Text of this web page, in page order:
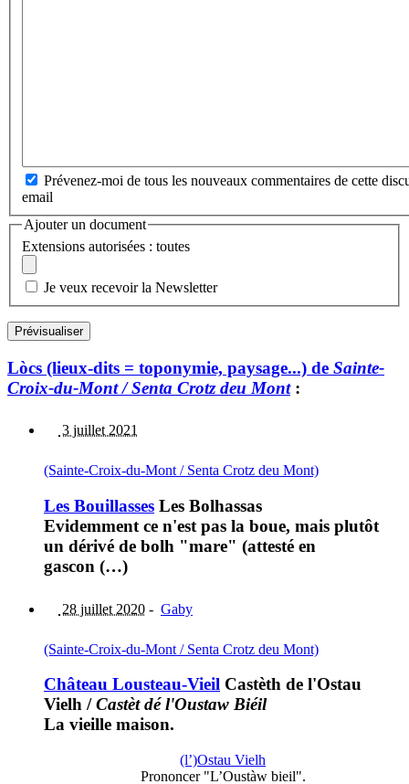
Prévenez-moi de tous les nouveaux commentaires de cette
email
Ajouter un document
Extensions autorisées : toutes
Je veux recevoir la Newsletter
Lòcs (lieux-dits = toponymie, paysage...) de Sainte-
Croix-du-Mont / Senta Crotz deu Mont:
3 juillet 2021
(Sainte-Croix-du-Mont / Senta Crotz deu Mont)
Les Bouillasses Les Bolhassas
Evidemment ce n'est pas la boue, mais plutôt
un dérivé de bolh "mare" (attesté en
gascon (…)
28 juillet 2020 - Gaby
(Sainte-Croix-du-Mont / Senta Crotz deu Mont)
Château Lousteau-Vieil Castèth de l'Ostau
Vielh /Castèt dé l'Oustaw Biéil
La vieille maison.
(l’)Ostau Vielh
Prononcer "L’Oustàw bieil".